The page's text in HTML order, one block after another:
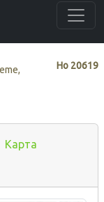
Нo 20619
Карта